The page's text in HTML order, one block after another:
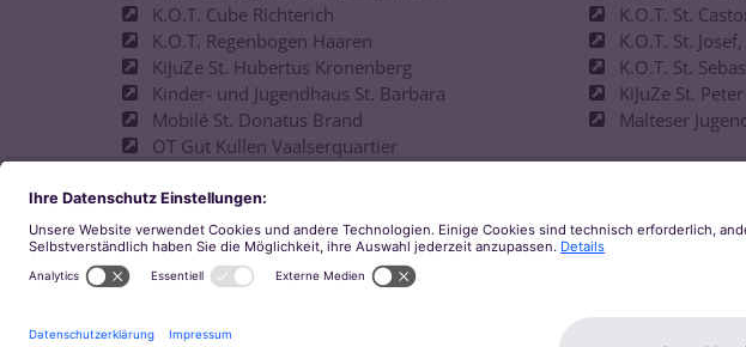
K.O.T. Cube Richterich
K.O.T. Regenbogen Haaren
KiJuZe St. Hubertus Kronenberg
Kinder- und Jugendhaus St. Barbara
Mobilé St. Donatus Brand
OT Gut Kullen Vaalserquartier
Offene Tür D-Hof
Philipp-Neri-Haus
pinu´u Jugendkulturcafé
Space Walheim
K.O.T. St.
K.O.T. St.
K.O.T. St.
KiJuZe St.
Malteser